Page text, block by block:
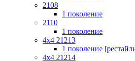
2108
1 поколение
2110
1 поколение
4x4 21213
1 поколение
4x4 21214